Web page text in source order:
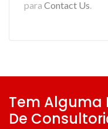
para Contact Us
Tem Alguma
De